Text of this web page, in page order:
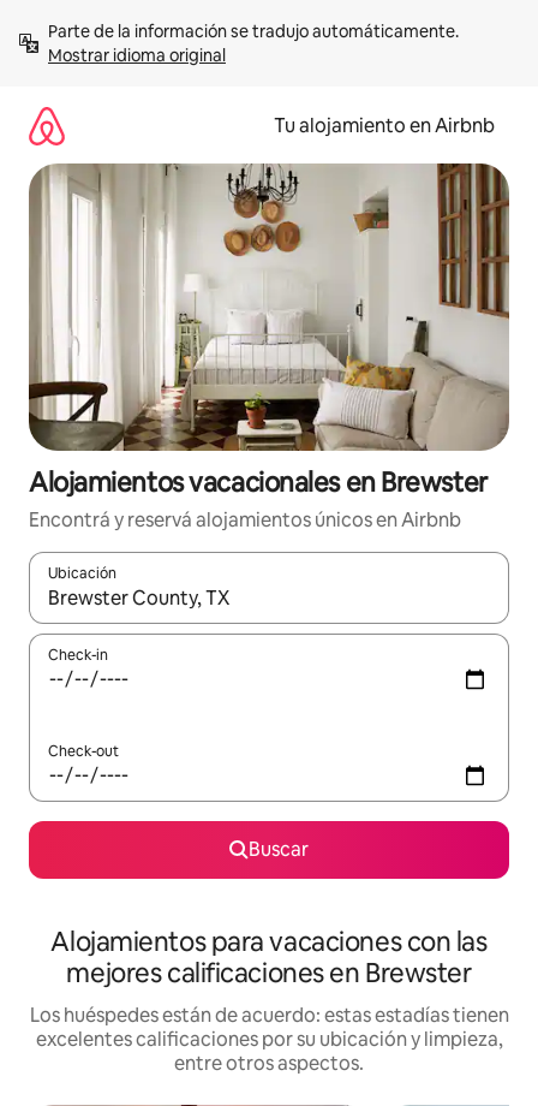
contenidoMostrar idioma original
Tu alojamiento en Airbnb
Alojamientos vacacionales en Brewster
Encontrá y reservá alojamientos únicos en Airbnb
Ubicación
Cuando los resultados estén disponibles, navegá con las
Check-in
Check-out
Buscar
Alojamientos para vacaciones con las
mejores calificaciones en Brewster
Los huéspedes están de acuerdo: estas estadías tienen
excelentes calificaciones por su ubicación y limpieza,
entre otros aspectos.